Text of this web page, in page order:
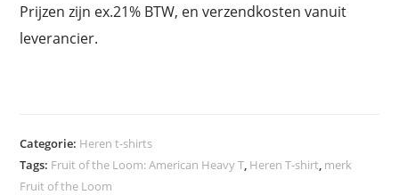
Prijzen zijn ex.21% BTW, en verzendkosten vanuit
leverancier.
Categorie: Heren t-shirts
Tags: Fruit of the Loom: American Heavy T, Heren T-shirt, merk
Fruit of the Loom